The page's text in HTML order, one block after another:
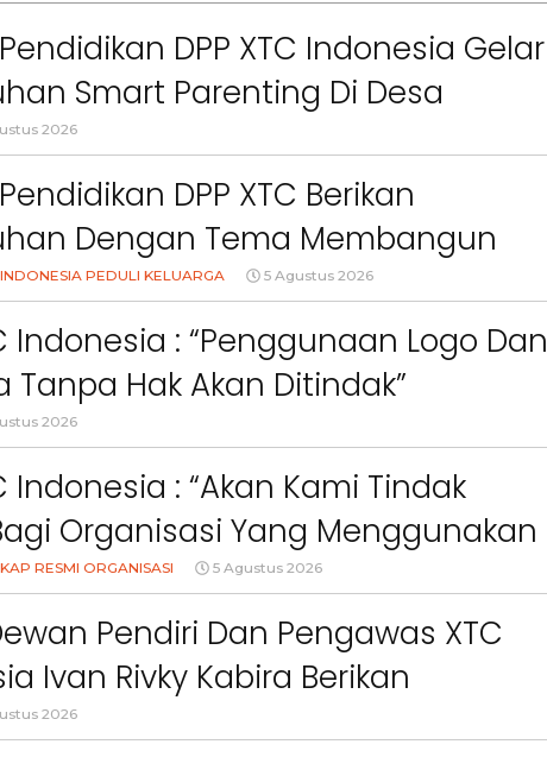
DPP XTC Indonesia Gelar
Smart Parenting Di Desa
KBB
2026
DPP XTC Berikan
Dengan Tema Membangun
Tua Dalam Menjaga
Anak Di Era Digital
PEDULI KELUARGA 5 Agustus 2026
Indonesia : “Penggunaan Logo Dan
Tanpa Hak Akan Ditindak”
2026
Indonesia : “Akan Kami Tindak
Organisasi Yang Menggunakan
Warna, Bendera Dan Slogan
Izin”
RESMI ORGANISASI 5 Agustus 2026
Pendiri Dan Pengawas XTC
Ivan Rivky Kabira Berikan
Sikap Terkait “XTC Sexy Road”
2026